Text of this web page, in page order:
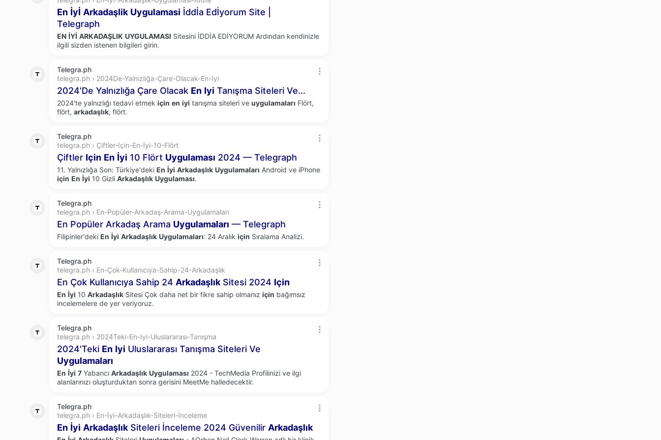
En İyİ Arkadaşlik Uygulamasi İddİa Edİyorum Site |
Telegraph
EN İYİ ARKADAŞLIK UYGULAMASI Sitesini İDDİA EDİYORUM Ardından kendinizle
ilgili sizden istenen bilgileri girin.
Telegra.ph
telegra.ph › 2024De-Yalnızlığa-Çare-Olacak-En-Iyi
2024'De Yalnızlığa Çare Olacak En Iyi Tanışma Siteleri Ve...
2024'te yalnızlığı tedavi etmek için en iyi tanışma siteleri ve uygulamaları Flört,
flört, arkadaşlık, flört.
Telegra.ph
telegra.ph › Çiftler-Için-En-İyi-10-Flört
Çiftler Için En İyi 10 Flört Uygulaması 2024 — Telegraph
11. Yalnızlığa Son: Türkiye'deki En İyi Arkadaşlık Uygulamaları Android ve iPhone
için En İyi 10 Gizli Arkadaşlık Uygulaması.
Telegra.ph
telegra.ph › En-Popüler-Arkadaş-Arama-Uygulamaları
En Popüler Arkadaş Arama Uygulamaları — Telegraph
Filipinler'deki En İyi Arkadaşlık Uygulamaları: 24 Aralık için Sıralama Analizi.
Telegra.ph
telegra.ph › En-Çok-Kullanıcıya-Sahip-24-Arkadaşlık
En Çok Kullanıcıya Sahip 24 Arkadaşlık Sitesi 2024 Için
En İyi 10 Arkadaşlık Sitesi Çok daha net bir fikre sahip olmanız için bağımsız
incelemelere de yer veriyoruz.
Telegra.ph
telegra.ph › 2024Teki-En-Iyi-Uluslararası-Tanışma
2024'Teki En Iyi Uluslararası Tanışma Siteleri Ve
Uygulamaları
En İyi 7 Yabancı Arkadaşlık Uygulaması 2024 - TechMedia Profilinizi ve ilgi
alanlarınızı oluşturduktan sonra gerisini MeetMe halledecektir.
Telegra.ph
telegra.ph › En-İyi-Arkadaşlık-Siteleri-İnceleme
En İyi Arkadaşlık Siteleri İnceleme 2024 Güvenilir Arkadaşlık